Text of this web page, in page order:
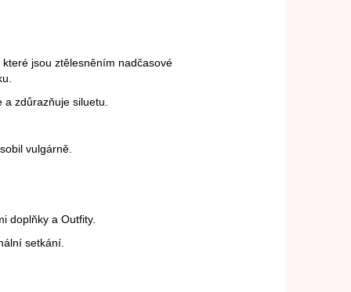
jsou ztělesněním nadčasové
zdůrazňuje siluetu.
vulgárně.
doplňky a Outfity.
setkání.